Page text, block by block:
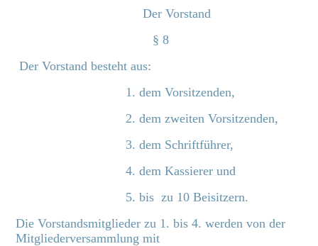
Der Vorstand
§ 8
Der Vorstand besteht aus:
1. dem Vorsitzenden,
2. dem zweiten Vorsitzenden,
3. dem Schriftführer,
4. dem Kassierer und
5. bis zu 10 Beisitzern.
Die Vorstandsmitglieder zu 1. bis 4. werden von der
Mitgliederversammlung mit